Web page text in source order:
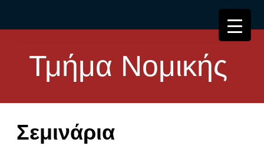
Τμήμα Νομικής
Σεμινάρια